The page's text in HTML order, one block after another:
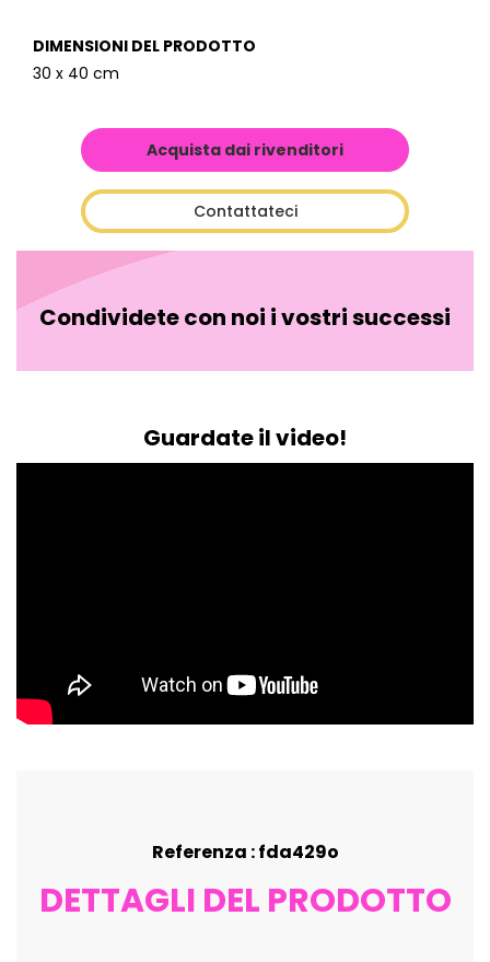
DIMENSIONI DEL PRODOTTO
30 x 40 cm
Acquista dai rivenditori
Contattateci
Condividete con noi i vostri successi
Guardate il video!
Referenza : fda429o
DETTAGLI DEL PRODOTTO